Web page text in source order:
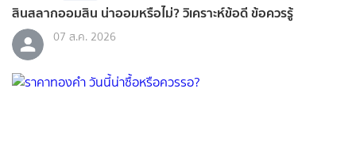
สินสลากออมสิน น่าออมหรือไม่? วิเคราะห์ข้อดี ข้อควรรู้
07 ส.ค. 2026